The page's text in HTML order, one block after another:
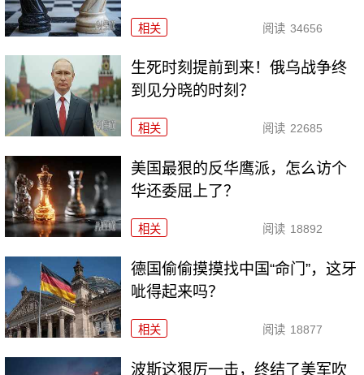
相关 阅读 34656
生死时刻提前到来！俄乌战争终
到见分晓的时刻？
相关 阅读 22685
美国最狠的反华鹰派，怎么访个
华还委屈上了？
相关 阅读 18892
德国偷偷摸摸找中国“命门”，这牙
呲得起来吗？
相关 阅读 18877
波斯这狠厉一击，终结了美军吹